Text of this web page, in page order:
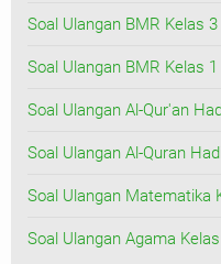
Soal Ulangan BMR Kelas
Soal Ulangan BMR Kelas
Soal Ulangan Al-Qur'an
Soal Ulangan Al-Quran
Soal Ulangan Matematika
Soal Ulangan Agama